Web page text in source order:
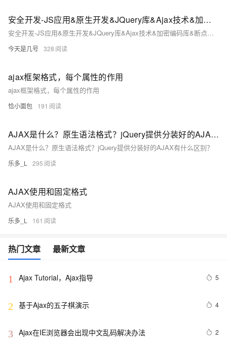
安全开发-JS应用&原生开发&JQuery库&Ajax技术&加密编码库&断点调试&逆向分析&元素属性操作
安全开发-JS应用&原生开发&JQuery库&Ajax技术&加密编码库&断点调试&逆向分析&元素属性操作
今天是几号 328
ajax框架格式，每个属性的作用
ajax框架格式，每个属性的作用
恰小面包 191
AJAX是什么？原生语法格式？jQuery提供分装好的AJAX有什么区别？
AJAX是什么？原生语法格式？jQuery提供分装好的AJAX有什么区别？
乐多_L 295
AJAX使用和固定格式
AJAX使用和固定格式
乐多_L 161
热门文章 最新文章
1 Ajax Tutorial，Ajax指导 5
2 基于Ajax的五子棋演示 4
3 Ajax在IE浏览器会出现中文乱码解决办法 2